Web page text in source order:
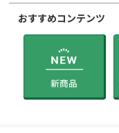
おすすめコンテンツ